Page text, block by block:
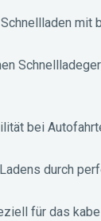
mit
bei
durch
für das